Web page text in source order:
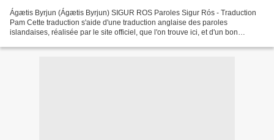
Ágætis Byrjun (Ágætis Byrjun) SIGUR ROS Paroles Sigur Rós - Traduction
Pam Cette traduction s'aide d'une traduction anglaise des paroles
islandaises, réalisée par le site officiel, que l'on trouve ici, et d'un bon